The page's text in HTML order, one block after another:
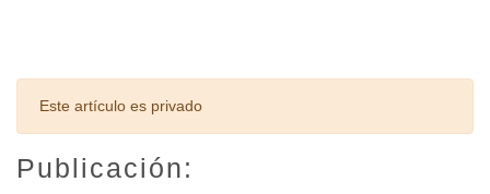
Este artículo es privado
Publicación: